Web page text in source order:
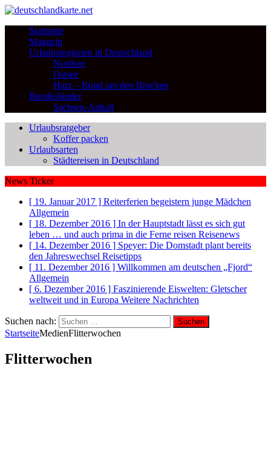
Startseite
Magazin
Urlaubsregionen in Deutschland
Nordsee
Ostsee
Harz – Rund um den Brocken
Bundesländer
Sachsen-Anhalt
Urlaubsratgeber
Koffer packen
Urlaubsarten
Städtereisen in Deutschland
News Ticker
[ 19. Januar 2017 ] Reiterferien begeistern junge Mädchen
Allgemein
[ 18. Dezember 2016 ] In der Hauptstadt lässt es sich gut
leben … und auch prima in die Ferne reisen Reisenews
[ 14. Dezember 2016 ] Speyer: Die Domstadt plant bereits
den Jahreswechsel Reisetipps
[ 11. Dezember 2016 ] Willkommen am deutschen „Fjord“
Allgemein
[ 6. Dezember 2016 ] Faszinierende Eiswelten: Gletscher
weltweit und in Europa Weitere Nachrichten
Suchen nach:
StartseiteMedienFlitterwochen
Flitterwochen